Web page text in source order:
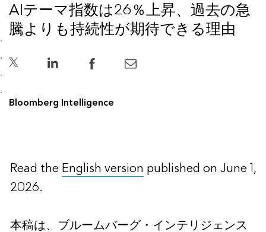
AIテーマ指数は26％上昇、過去の急
騰よりも持続性が期待できる理由
Bloomberg Intelligence
Read the English version published on June 1,
2026.
本稿は、ブルームバーグ・インテリジェンス